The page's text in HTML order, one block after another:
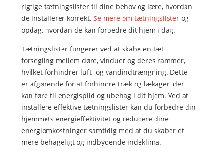
rigtige tætningslister til dine behov og lære, hvordan
de installerer korrekt. Se mere om tætningslister og
opdag, hvordan de kan forbedre dit hjem i dag.
Tætningslister fungerer ved at skabe en tæt
forsegling mellem døre, vinduer og deres rammer,
hvilket forhindrer luft- og vandindtrængning. Dette
er afgørende for at forhindre træk og lækager, der
kan føre til energispild og ubehag i dit hjem. Ved at
installere effektive tætningslister kan du forbedre din
hjemmets energieffektivitet og reducere dine
energiomkostninger samtidig med at du skaber et
mere behageligt og indbydende indeklima.